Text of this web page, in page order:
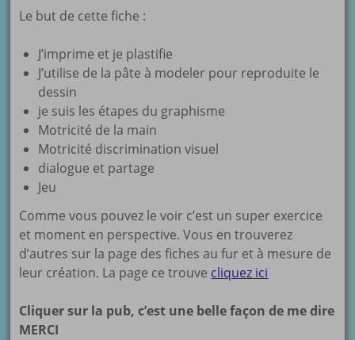
Le but de cette fiche :
J’imprime et je plastifie
J’utilise de la pâte à modeler pour reproduite le
dessin
je suis les étapes du graphisme
Motricité de la main
Motricité discrimination visuel
dialogue et partage
Jeu
Comme vous pouvez le voir c’est un super exercice
et moment en perspective. Vous en trouverez
d’autres sur la page des fiches au fur et à mesure de
leur création. La page ce trouve cliquez ici
Cliquer sur la pub, c’est une belle façon de me dire
MERCI